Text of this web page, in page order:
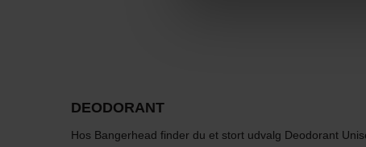
DEODORANT
Hos Bangerhead finder du et stort udvalg Deodorant